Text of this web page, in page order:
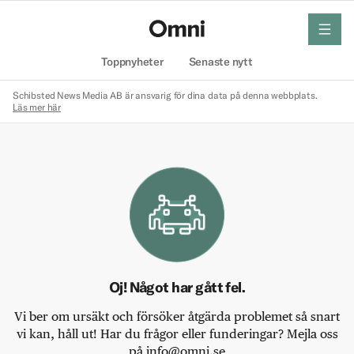
Toppnyheter Senaste nytt
meny
Schibsted News Media AB är ansvarig för dina data på denna webbplats.
Läs mer här
Oj! Något har gått fel.
Vi ber om ursäkt och försöker åtgärda problemet så snart
vi kan, håll ut! Har du frågor eller funderingar? Mejla oss